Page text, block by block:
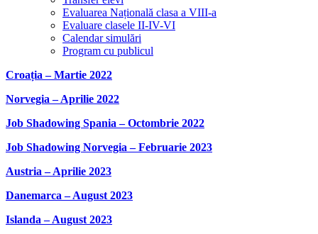
Evaluarea Națională clasa a VIII-a
Evaluare clasele II-IV-VI
Calendar simulări
Program cu publicul
Croația – Martie 2022
Norvegia – Aprilie 2022
Job Shadowing Spania – Octombrie 2022
Job Shadowing Norvegia – Februarie 2023
Austria – Aprilie 2023
Danemarca – August 2023
Islanda – August 2023